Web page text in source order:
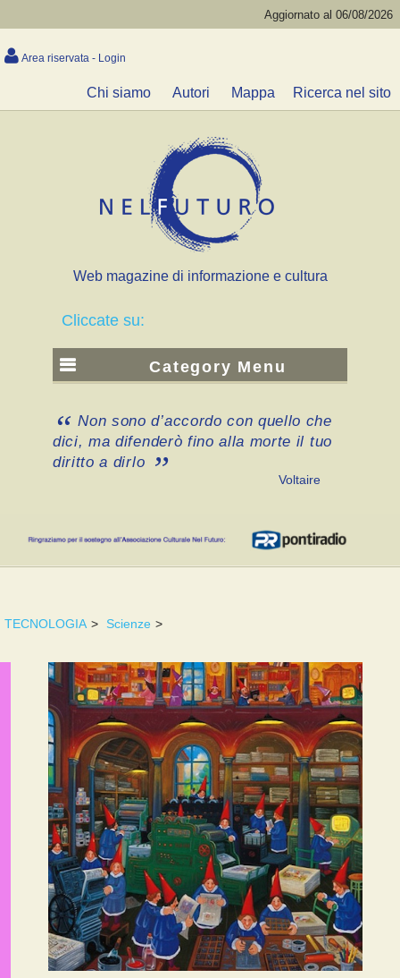
Aggiornato al 06/08/2026
Area riservata - Login
Chi siamo Autori Mappa Ricerca nel sito
Web magazine di informazione e cultura
Cliccate su:
Category Menu
Non sono d’accordo con quello che
dici, ma difenderò fino alla morte il tuo
diritto a dirlo
Voltaire
TECNOLOGIA > Scienze >